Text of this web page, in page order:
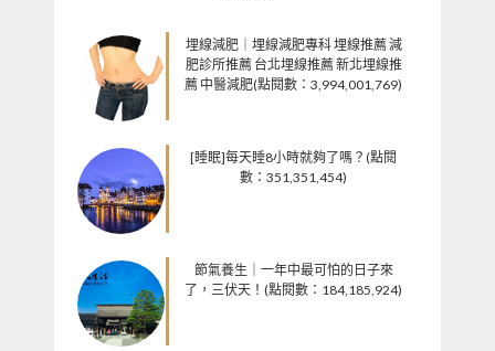
埋線減肥｜埋線減肥專科 埋線推薦 減
肥診所推薦 台北埋線推薦 新北埋線推
薦 中醫減肥(點閱數：3,994,001,769)
[睡眠]每天睡8小時就夠了嗎？(點閱
數：351,351,454)
節氣養生｜一年中最可怕的日子來
了，三伏天！(點閱數：184,185,924)